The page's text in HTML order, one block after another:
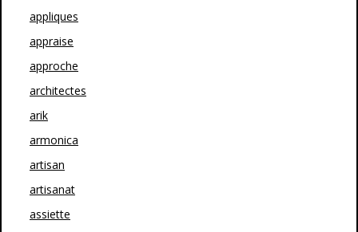
appliques
appraise
approche
architectes
arik
armonica
artisan
artisanat
assiette